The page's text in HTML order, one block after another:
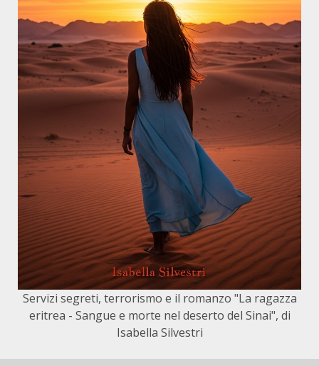
Servizi segreti, terrorismo e il romanzo "La ragazza
eritrea - Sangue e morte nel deserto del Sinai", di
Isabella Silvestri